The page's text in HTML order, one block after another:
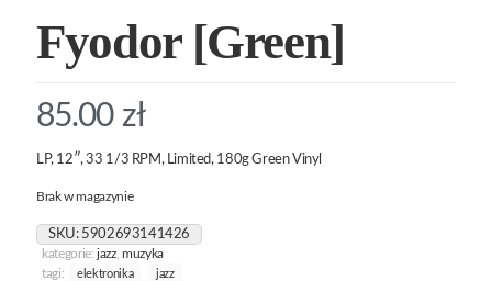
Fyodor [Green]
85.00 zł
LP, 12″, 33 1/3 RPM, Limited, 180g Green Vinyl
Brak w magazynie
SKU: 5902693141426
kategorie: jazz,muzyka
tagi:
elektronika jazz